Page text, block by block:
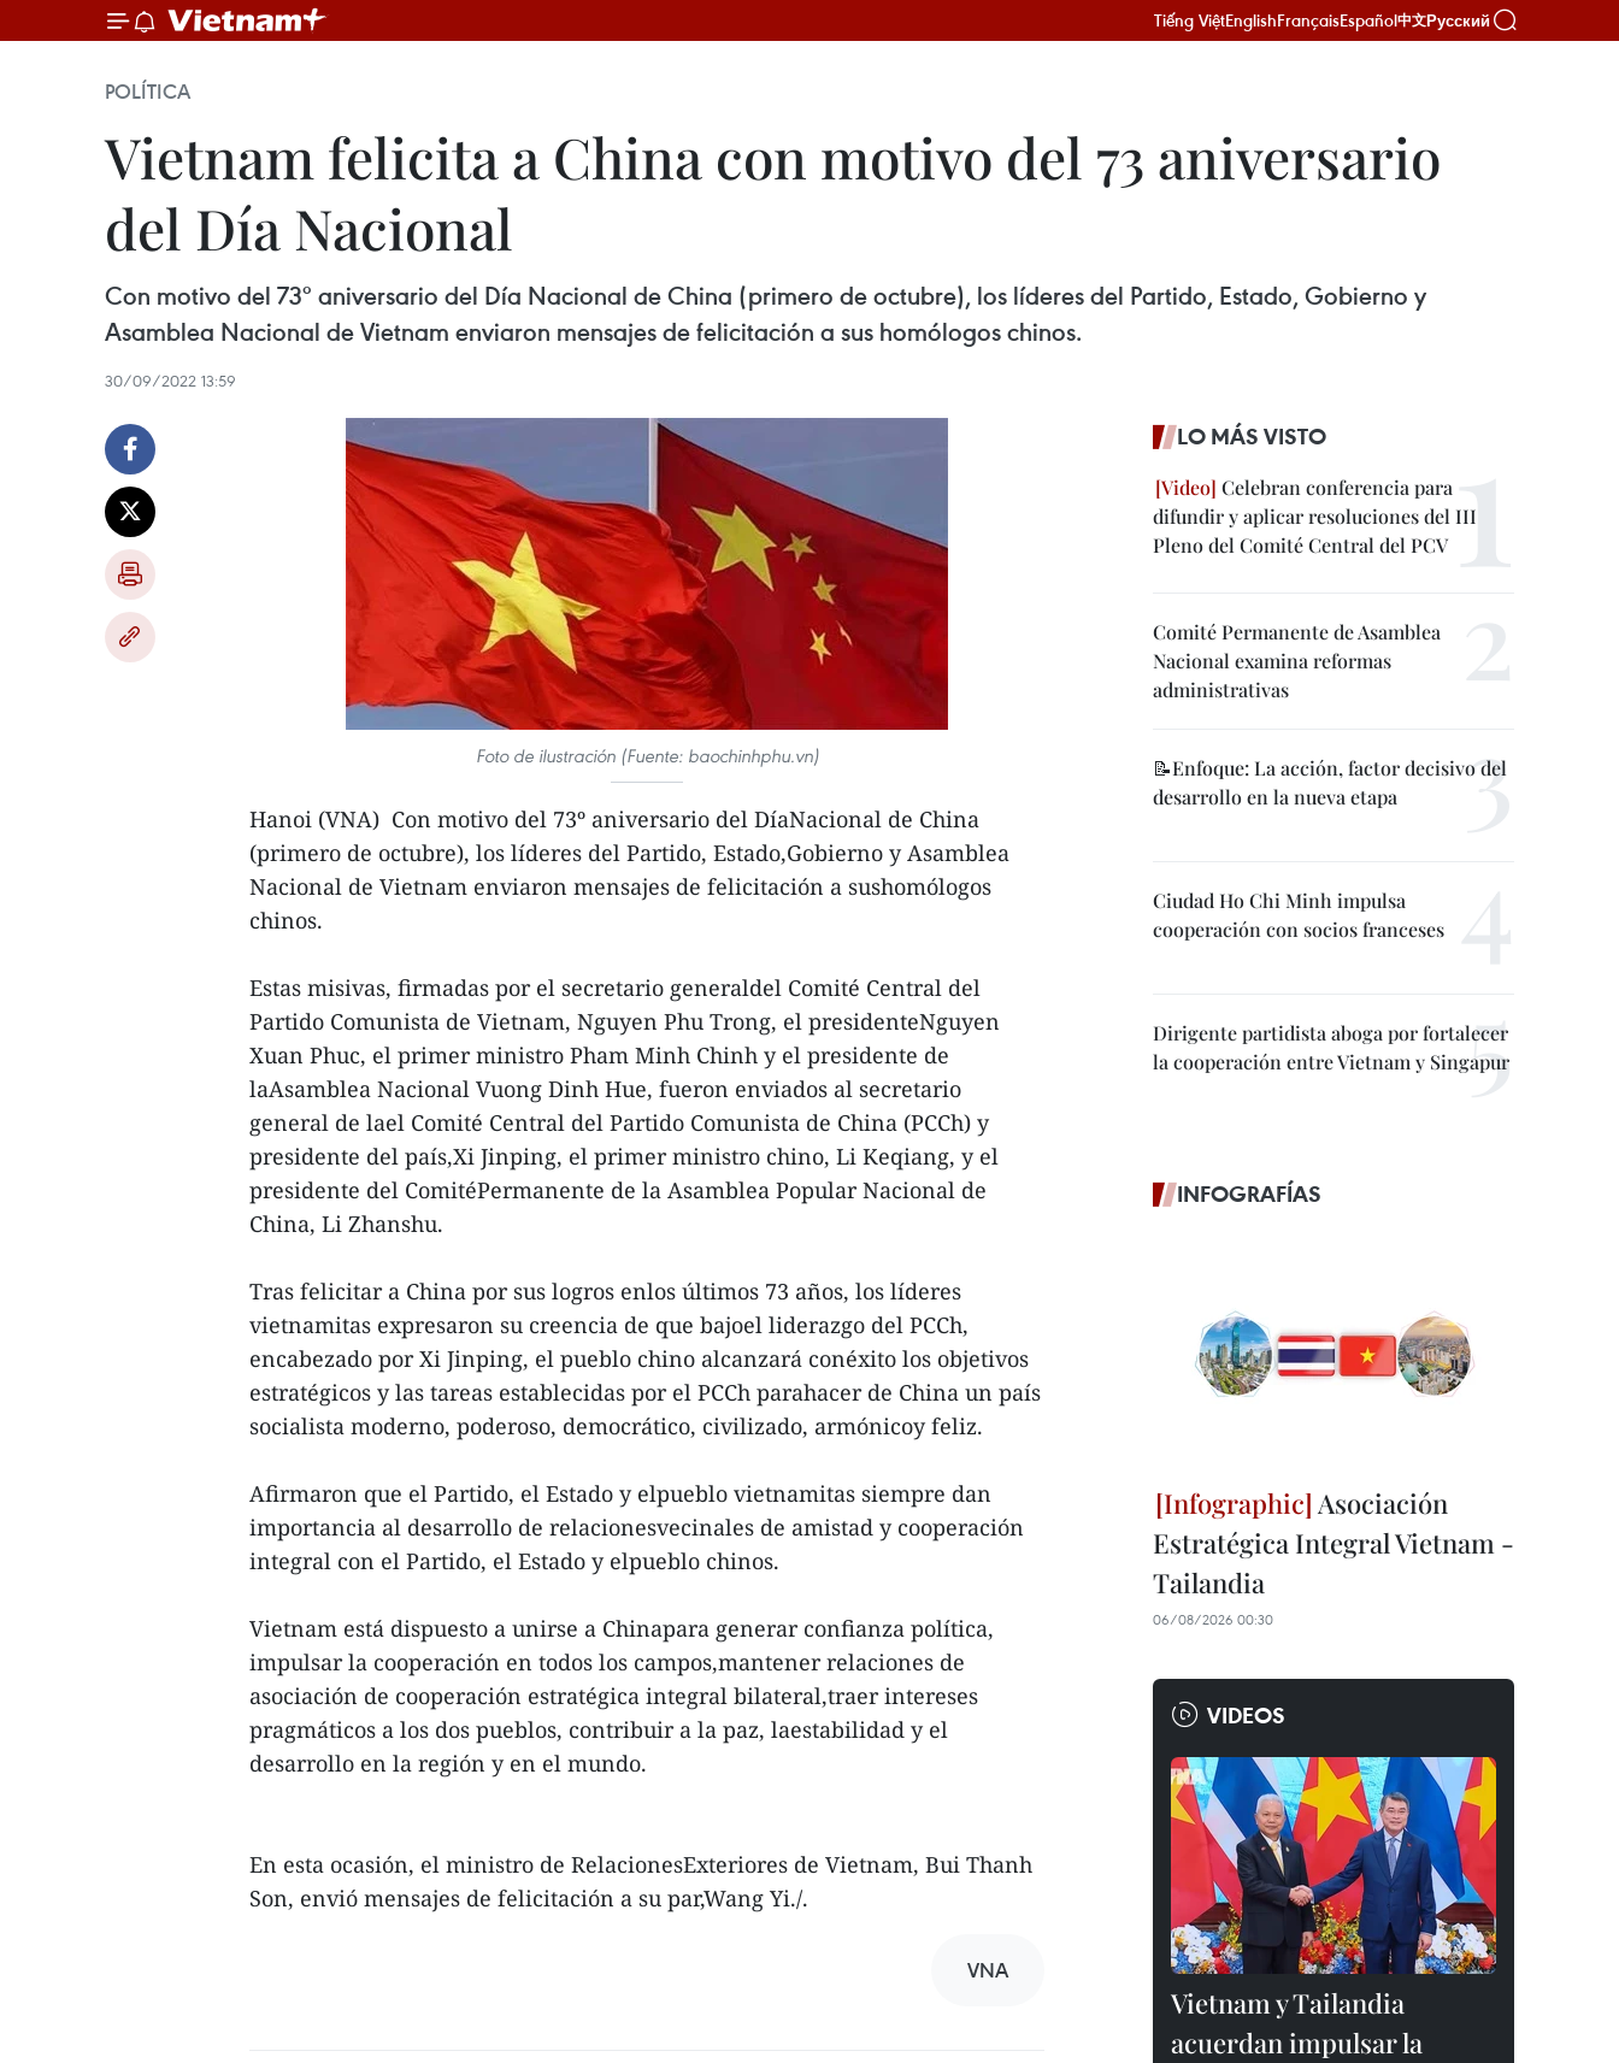
Tiếng ViệtEnglishFrançaisEspañol中文Русский
POLÍTICA
Vietnam felicita a China con motivo del 73 aniversario
del Día Nacional
Con motivo del 73º aniversario del Día Nacional de China (primero de octubre), los líderes del Partido, Estado, Gobierno y
Asamblea Nacional de Vietnam enviaron mensajes de felicitación a sus homólogos chinos.
30/09/2022 13:59
Foto de ilustración (Fuente: baochinhphu.vn)
Hanoi (VNA) Con motivo del 73º aniversario del DíaNacional de China
(primero de octubre), los líderes del Partido, Estado,Gobierno y Asamblea
Nacional de Vietnam enviaron mensajes de felicitación a sushomólogos
chinos.
Estas misivas, firmadas por el secretario generaldel Comité Central del
Partido Comunista de Vietnam, Nguyen Phu Trong, el presidenteNguyen
Xuan Phuc, el primer ministro Pham Minh Chinh y el presidente de
laAsamblea Nacional Vuong Dinh Hue, fueron enviados al secretario
general de lael Comité Central del Partido Comunista de China (PCCh) y
presidente del país,Xi Jinping, el primer ministro chino, Li Keqiang, y el
presidente del ComitéPermanente de la Asamblea Popular Nacional de
China, Li Zhanshu.
Tras felicitar a China por sus logros enlos últimos 73 años, los líderes
vietnamitas expresaron su creencia de que bajoel liderazgo del PCCh,
encabezado por Xi Jinping, el pueblo chino alcanzará conéxito los objetivos
estratégicos y las tareas establecidas por el PCCh parahacer de China un país
socialista moderno, poderoso, democrático, civilizado, armónicoy feliz.
Afirmaron que el Partido, el Estado y elpueblo vietnamitas siempre dan
importancia al desarrollo de relacionesvecinales de amistad y cooperación
integral con el Partido, el Estado y elpueblo chinos.
Vietnam está dispuesto a unirse a Chinapara generar confianza política,
impulsar la cooperación en todos los campos,mantener relaciones de
asociación de cooperación estratégica integral bilateral,traer intereses
pragmáticos a los dos pueblos, contribuir a la paz, laestabilidad y el
desarrollo en la región y en el mundo.
En esta ocasión, el ministro de RelacionesExteriores de Vietnam, Bui Thanh
Son, envió mensajes de felicitación a su par,Wang Yi./.
VNA
LO MÁS VISTO
Celebran conferencia para
difundir y aplicar resoluciones del III
Pleno del Comité Central del PCV
Comité Permanente de Asamblea
Nacional examina reformas
administrativas
📝Enfoque: La acción, factor decisivo del
desarrollo en la nueva etapa
Ciudad Ho Chi Minh impulsa
cooperación con socios franceses
Dirigente partidista aboga por fortalecer
la cooperación entre Vietnam y Singapur
INFOGRAFÍAS
Asociación
Estratégica Integral Vietnam -
Tailandia
06/08/2026 00:30
VIDEOS
Vietnam y Tailandia
acuerdan impulsar la